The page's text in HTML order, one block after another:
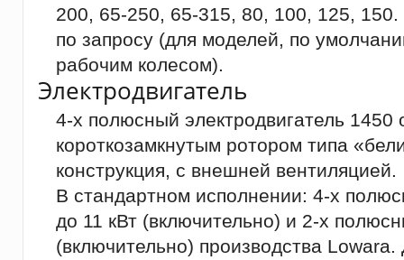
200, 65-250, 65-315, 80, 100, 125,
по запросу (для моделей, по
рабочим колесом).
Электродвигатель
4-х полюсный электродвигатель 1450
короткозамкнутым ротором типа
конструкция, с внешней вентиляцией.
В стандартном исполнении: 4-х
до 11 кВт (включительно) и 2-х
(включительно) производства